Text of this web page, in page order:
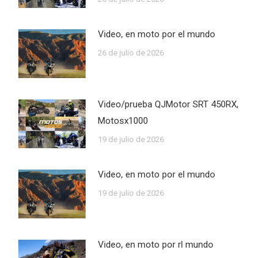
Video, en moto por el mundo
26 de julio de 2026
Video/prueba QJMotor SRT 450RX,
Motosx1000
19 de julio de 2026
Video, en moto por el mundo
19 de julio de 2026
Video, en moto por rl mundo